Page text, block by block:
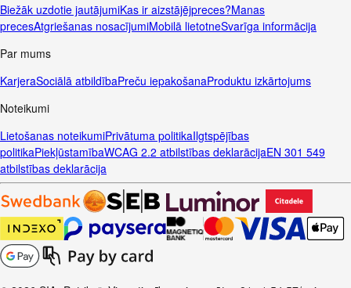
Biežāk uzdotie jautājumiKas ir aizstājējpreces?Manas
precesAtgriešanas nosacījumiMobilā lietotneSvarīga informācija
Par mums
KarjeraSociālā atbildībaPreču iepakošanaProduktu izkārtojums
Noteikumi
Lietošanas noteikumiPrivātuma politikaIlgtspējības
politikaPiekļūstamībaWCAG 2.2 atbilstības deklarācijaEN 301 549
atbilstības deklarācija